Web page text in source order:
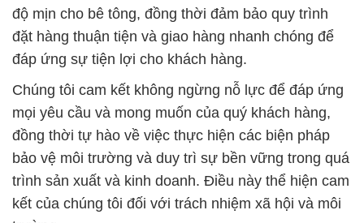
mọi yêu cầu và mong muốn của quý khách hàng,
đồng thời tự hào về việc thực hiện các biện pháp
bảo vệ môi trường và duy trì sự bền vững trong quá
trình sản xuất và kinh doanh. Điều này thể hiện cam
kết của chúng tôi đối với trách nhiệm xã hội và môi
trường.
Chúng tôi luôn lắng nghe và hiểu rõ nhu cầu của
khách hàng để có thể tư vấn và cung cấp giải pháp
tốt nhất. Sản phẩm đa dạng của chúng tôi được